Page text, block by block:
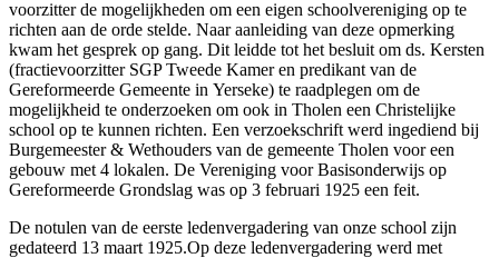
voorzitter de mogelijkheden om een eigen schoolvereniging op te
richten aan de orde stelde. Naar aanleiding van deze opmerking
kwam het gesprek op gang. Dit leidde tot het besluit om ds. Kersten
(fractievoorzitter SGP Tweede Kamer en predikant van de
Gereformeerde Gemeente in Yerseke) te raadplegen om de
mogelijkheid te onderzoeken om ook in Tholen een Christelijke
school op te kunnen richten. Een verzoekschrift werd ingediend bij
Burgemeester & Wethouders van de gemeente Tholen voor een
gebouw met 4 lokalen. De Vereniging voor Basisonderwijs op
Gereformeerde Grondslag was op 3 februari 1925 een feit.
De notulen van de eerste ledenvergadering van onze school zijn
gedateerd 13 maart 1925.Op deze ledenvergadering werd met